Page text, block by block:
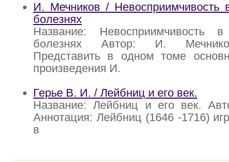
И. Мечников / Невосприимчивость
болезнях
Название: Невосприимчивость
болезнях Автор: И.
Представить в одном томе
произведения И.
Герье В. И. / Лейбниц и его век.
Название: Лейбниц и его век.
Аннотация: Лейбниц (1646 -1716)
в